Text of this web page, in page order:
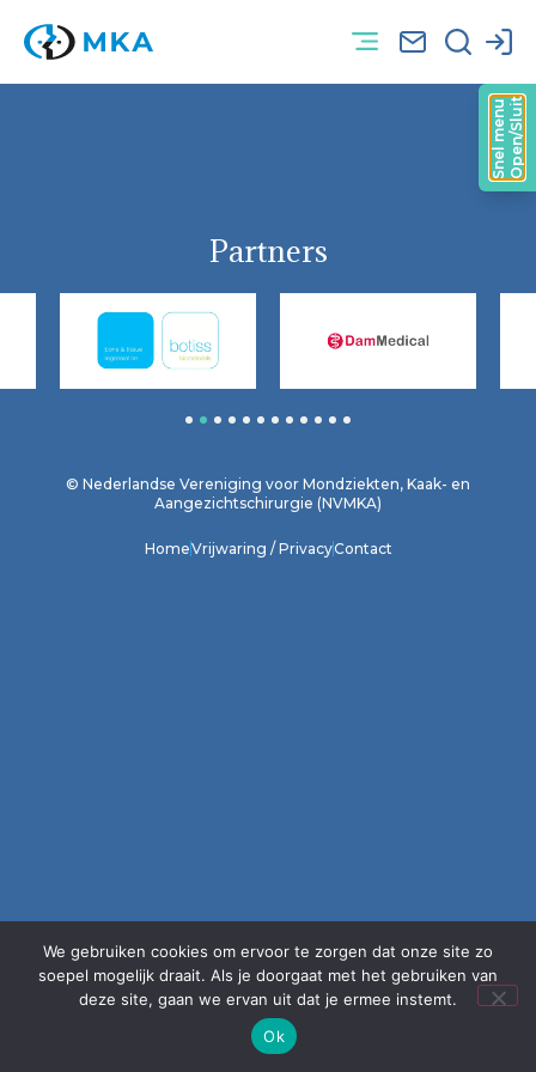
Partners
5 6 7 8 9 1011 12
© Nederlandse Vereniging voor Mondziekten, Kaak- en
Aangezichtschirurgie (NVMKA)
HomeVrijwaring / PrivacyContact
We gebruiken cookies om ervoor te zorgen dat onze site zo
soepel mogelijk draait. Als je doorgaat met het gebruiken van
deze site, gaan we ervan uit dat je ermee instemt.
Ok
Open/Sluit
Snel menu